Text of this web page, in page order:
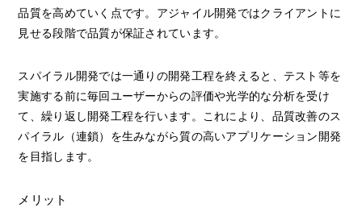
品質を高めていく点です。アジャイル開発ではクライアントに
見せる段階で品質が保証されています。
スパイラル開発では一通りの開発工程を終えると、テスト等を
実施する前に毎回ユーザーからの評価や光学的な分析を受け
て、繰り返し開発工程を行います。これにより、品質改善のス
パイラル（連鎖）を生みながら質の高いアプリケーション開発
を目指します。
メリット